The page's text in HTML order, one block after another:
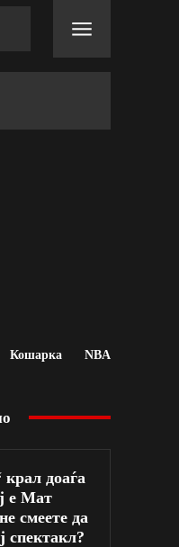
Кошарка NBA
крал доаѓа
е Мат
смеете да
спектакл?